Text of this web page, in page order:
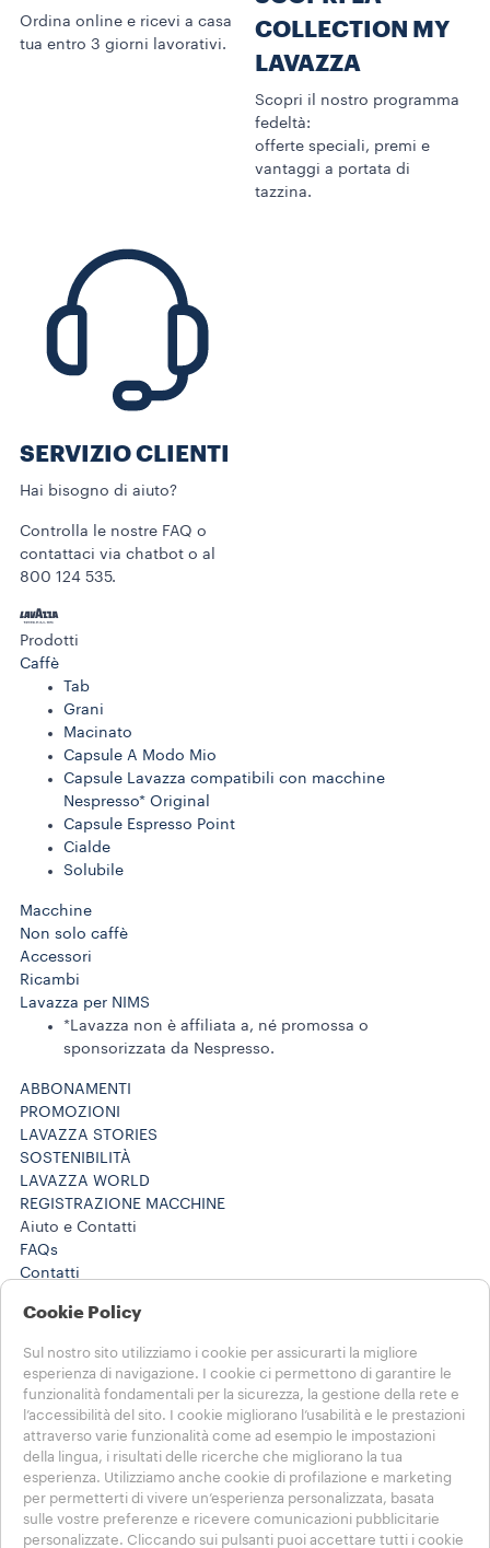
Ordina online e ricevi a casa
tua entro 3 giorni lavorativi.
COLLECTION MY
LAVAZZA
Scopri il nostro programma
fedeltà:
offerte speciali, premi e
vantaggi a portata di
tazzina.
SERVIZIO CLIENTI​
Hai bisogno di aiuto?​
Controlla le nostre FAQ o
contattaci via chatbot o al
800 124 535.
Prodotti
Caffè
Tab
Grani
Macinato
Capsule A Modo Mio
Capsule Lavazza compatibili con macchine
Nespresso* Original
Capsule Espresso Point
Cialde
Solubile
Macchine
Non solo caffè
Accessori
Ricambi
Lavazza per NIMS
*Lavazza non è affiliata a, né promossa o
sponsorizzata da Nespresso.
ABBONAMENTI
PROMOZIONI
LAVAZZA STORIES
SOSTENIBILITÀ
LAVAZZA WORLD
REGISTRAZIONE MACCHINE
Aiuto e Contatti
FAQs
Contatti
800 124 535
Note Legali e Privacy
Termini di utilizzo
Condizioni di vendita e-commerce
Termini e condizioni Lavazza da te
Disdici l'ordine o l'abbonamento qui
SCEGLI IL TUO PAESE
Cookie Policy
Sul nostro sito utilizziamo i cookie per assicurarti la migliore
esperienza di navigazione. I cookie ci permettono di garantire le
funzionalità fondamentali per la sicurezza, la gestione della rete e
l’accessibilità del sito. I cookie migliorano l’usabilità e le prestazioni
attraverso varie funzionalità come ad esempio le impostazioni
della lingua, i risultati delle ricerche che migliorano la tua
esperienza. Utilizziamo anche cookie di profilazione e marketing
per permetterti di vivere un’esperienza personalizzata, basata
sulle vostre preferenze e ricevere comunicazioni pubblicitarie
personalizzate. Cliccando sui pulsanti puoi accettare tutti i cookie